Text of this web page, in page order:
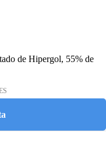
de Hipergol, 55% de